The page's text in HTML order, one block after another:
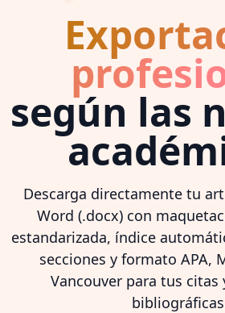
según las
Descarga directamente tu
Word (.docx) con
estandarizada, índice
secciones y formato APA,
Vancouver para tus citas